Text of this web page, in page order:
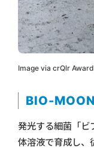
Image via crQlr
BIO-
発光する細菌「ビ
体溶液で育成し、